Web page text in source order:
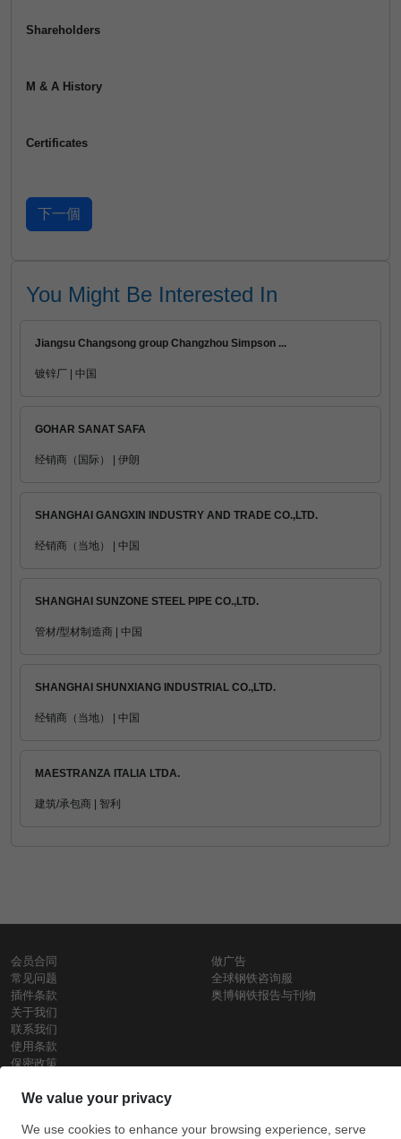
Shareholders
M & A History
Certificates
You Might Be Interested In
Jiangsu Changsong group Changzhou Simpson ...
镀锌厂 | 中国
GOHAR SANAT SAFA
经销商（国际） | 伊朗
SHANGHAI GANGXIN INDUSTRY AND TRADE CO.,LTD.
经销商（当地） | 中国
SHANGHAI SUNZONE STEEL PIPE CO.,LTD.
管材/型材制造商 | 中国
SHANGHAI SHUNXIANG INDUSTRIAL CO.,LTD.
经销商（当地） | 中国
MAESTRANZA ITALIA LTDA.
建筑/承包商 | 智利
会员合同
常见问题
插件条款
关于我们
联系我们
使用条款
保密政策
做广告
全球钢铁咨询服
奥博钢铁报告与刊物
铁价格